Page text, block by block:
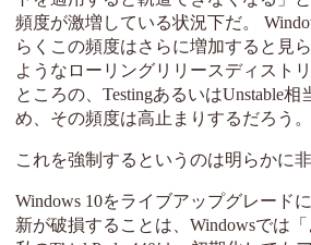
頻度が激増している状況下だ。
らくこの頻度はさらに増加すると見
ようなローリングリリースディスト
ところの、TestingあるいはUnstable
め、その頻度は高止まりするだろう。
これを強制するというのは明らかに
Windows 10をライブアップグレード
新が破損することは、Windowsでは「